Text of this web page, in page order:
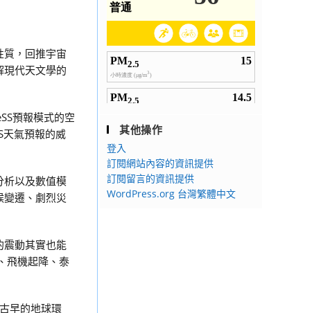
質，回推宇宙
代天文學的
預報模式的空
天氣預報的威
析以及數值模
遷、劇烈災
震動其實也能
飛機起降、泰
早的地球環
其他操作
登入
訂閱網站內容的資訊提供
訂閱留言的資訊提供
WordPress.org 台灣繁體中文